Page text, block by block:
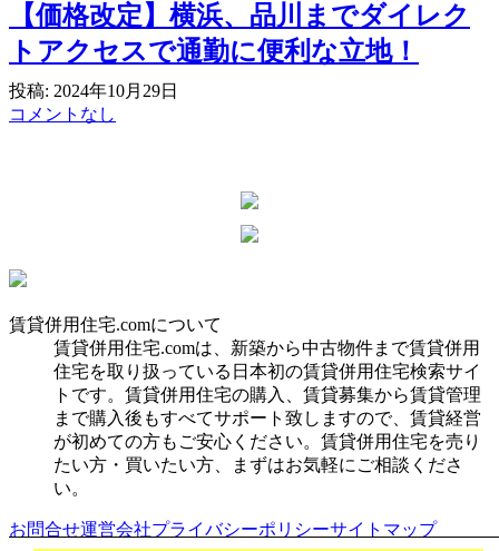
【価格改定】横浜、品川までダイレク
トアクセスで通勤に便利な立地！
投稿: 2024年10月29日
コメントなし
賃貸併用住宅.comについて
賃貸併用住宅.comは、新築から中古物件まで賃貸併用
住宅を取り扱っている日本初の賃貸併用住宅検索サイ
トです。賃貸併用住宅の購入、賃貸募集から賃貸管理
まで購入後もすべてサポート致しますので、賃貸経営
が初めての方もご安心ください。賃貸併用住宅を売り
たい方・買いたい方、まずはお気軽にご相談くださ
い。
お問合せ運営会社プライバシーポリシーサイトマップ